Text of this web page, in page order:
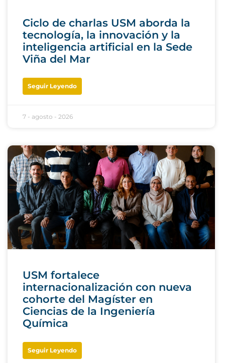
Ciclo de charlas USM aborda la
tecnología, la innovación y la
inteligencia artificial en la Sede
Viña del Mar
Seguir Leyendo
7 - agosto - 2026
USM fortalece
internacionalización con nueva
cohorte del Magíster en
Ciencias de la Ingeniería
Química
Seguir Leyendo